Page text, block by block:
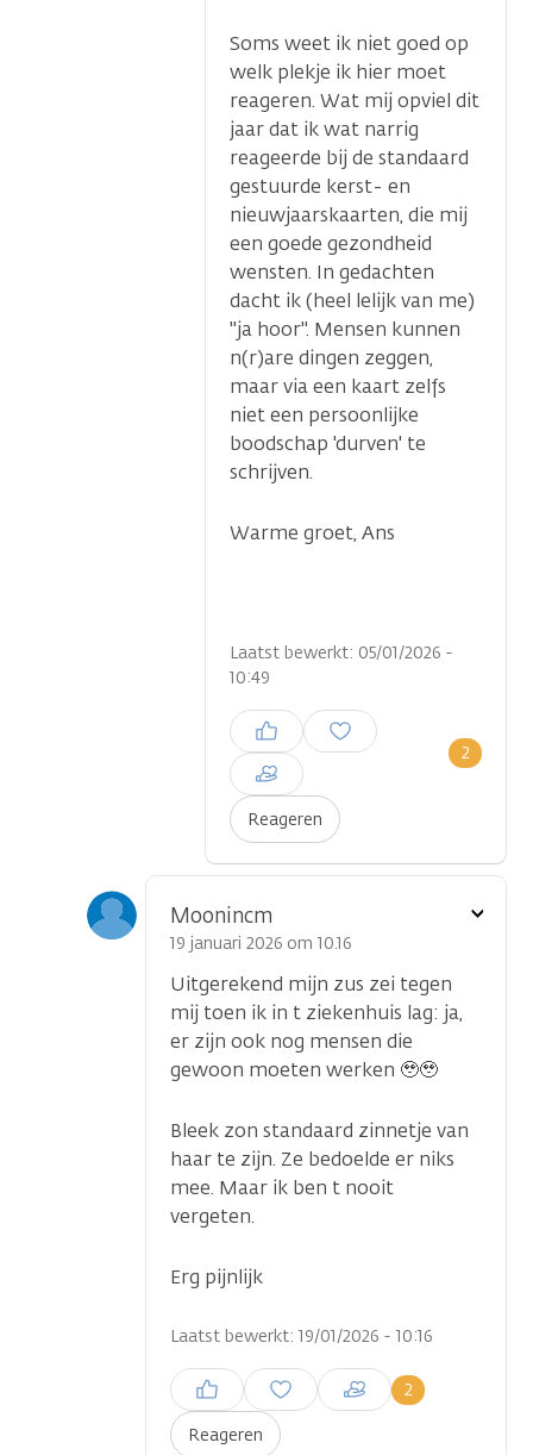
Soms weet ik niet goed op
welk plekje ik hier moet
reageren. Wat mij opviel dit
jaar dat ik wat narrig
reageerde bij de standaard
gestuurde kerst- en
nieuwjaarskaarten, die mij
een goede gezondheid
wensten. In gedachten
dacht ik (heel lelijk van me)
''ja hoor''. Mensen kunnen
n(r)are dingen zeggen,
maar via een kaart zelfs
niet een persoonlijke
boodschap 'durven' te
schrijven.
Warme groet, Ans
Laatst bewerkt: 05/01/2026 -
10:49
Reageren
2
Inloggen om een reactie te
plaatsen
Moonincm
19 januari 2026 om 10.16
Uitgerekend mijn zus zei tegen
mij toen ik in t ziekenhuis lag: ja,
er zijn ook nog mensen die
gewoon moeten werken 🥹🥹
Bleek zon standaard zinnetje van
haar te zijn. Ze bedoelde er niks
mee. Maar ik ben t nooit
vergeten.
Erg pijnlijk
Laatst bewerkt: 19/01/2026 - 10:16
Reageren
2
Inloggen om een reactie te
plaatsen
Toon